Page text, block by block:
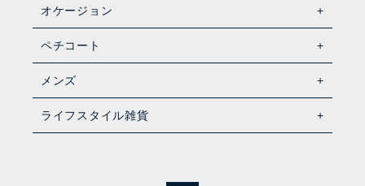
オケージョン
ペチコート
メンズ
ライフスタイル雑貨